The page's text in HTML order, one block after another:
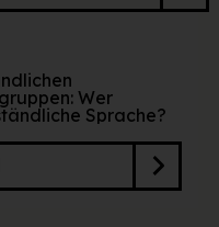
Wer
Sprache?